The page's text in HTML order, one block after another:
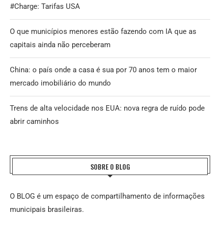
#Charge: Tarifas USA
O que municípios menores estão fazendo com IA que as
capitais ainda não perceberam
China: o país onde a casa é sua por 70 anos tem o maior
mercado imobiliário do mundo
Trens de alta velocidade nos EUA: nova regra de ruído pode
abrir caminhos
SOBRE O BLOG
O BLOG é um espaço de compartilhamento de informações
municipais brasileiras.